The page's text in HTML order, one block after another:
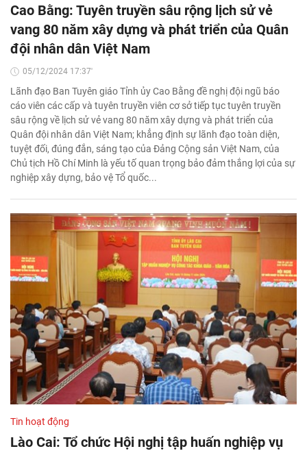
Cao Bằng: Tuyên truyền sâu rộng lịch sử vẻ
vang 80 năm xây dựng và phát triển của Quân
đội nhân dân Việt Nam
05/12/2024 17:37'
Lãnh đạo Ban Tuyên giáo Tỉnh ủy Cao Bằng đề nghị đội ngũ báo
cáo viên các cấp và tuyên truyền viên cơ sở tiếp tục tuyên truyền
sâu rộng về lịch sử vẻ vang 80 năm xây dựng và phát triển của
Quân đội nhân dân Việt Nam; khẳng định sự lãnh đạo toàn diện,
tuyệt đối, đúng đắn, sáng tạo của Đảng Cộng sản Việt Nam, của
Chủ tịch Hồ Chí Minh là yếu tố quan trọng bảo đảm thắng lợi của sự
nghiệp xây dựng, bảo vệ Tổ quốc...
Tin hoạt động
Lào Cai: Tổ chức Hội nghị tập huấn nghiệp vụ